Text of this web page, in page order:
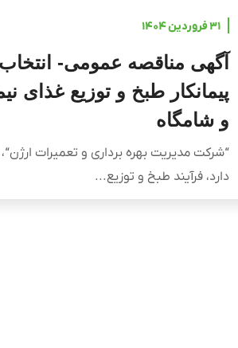
۳۱ فروردین ۱۴۰۴
آگهی مناقصه عمومی- انتخاب
پیمانکار طبخ و توزیع غذای
و شامگاه
“شرکت مدیریت بهره برداری و تعمیرات ارژن“،
دارد، فرآیند طبخ و توزیع...